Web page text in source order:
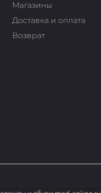
Магазины
Доставка и оплата
Возврат